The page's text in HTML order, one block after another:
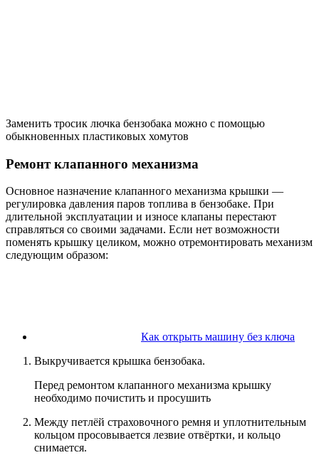
Заменить тросик лючка бензобака можно с помощью
обыкновенных пластиковых хомутов
Ремонт клапанного механизма
Основное назначение клапанного механизма крышки —
регулировка давления паров топлива в бензобаке. При
длительной эксплуатации и износе клапаны перестают
справляться со своими задачами. Если нет возможности
поменять крышку целиком, можно отремонтировать механизм
следующим образом:
Как открыть машину без ключа
Выкручивается крышка бензобака.
Перед ремонтом клапанного механизма крышку
необходимо почистить и просушить
Между петлёй страховочного ремня и уплотнительным
кольцом просовывается лезвие отвёртки, и кольцо
снимается.